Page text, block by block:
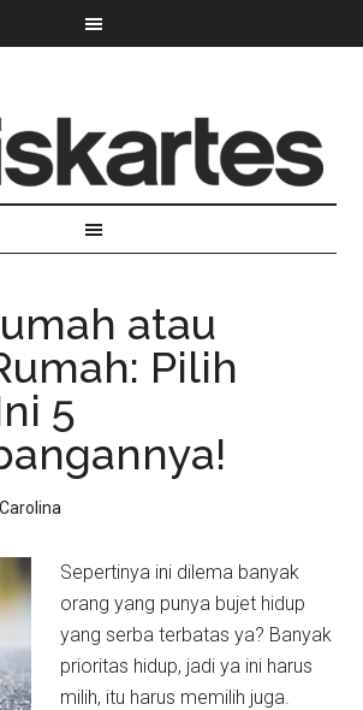
atau
Pilih
5
Carolina
Sepertinya ini dilema banyak
orang yang punya bujet hidup
yang serba terbatas ya? Banyak
prioritas hidup, jadi ya ini harus
milih, itu harus memilih juga.